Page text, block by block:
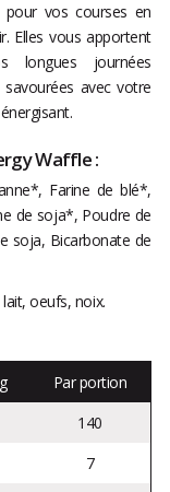
vos courses en
Elles vous apportent
longues journées
avec votre
Waffle :
Farine de blé*,
de soja*, Poudre de
soja, Bicarbonate de
lait, oeufs, noix.
Par portion
140
7